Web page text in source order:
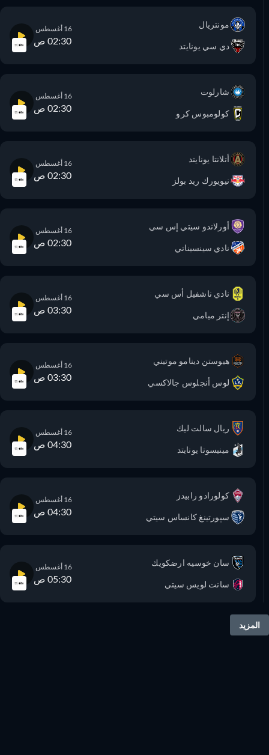
مونتريال
دي سي يونايتد 02:30 ص
شارلوت
كولومبوس كرو 02:30 ص
أتلانتا يونايتد
نيويورك ريد بولز 02:30 ص
أورلاندو سيتي إس سي
نادي سينسيناتي 02:30 ص
نادي ناشفيل أس سي
إنتر ميامي 03:30 ص
هيوستن دينامو موتيني
لوس أنجلوس جالاكسي 03:30 ص
ريال سالت ليك
مينيسوتا يونايتد 04:30 ص
كولورادو رابيدز
سپورتينغ كانساس سيتي 04:30 ص
سان خوسيه ارضكويك
سانت لويس سيتي 05:30 ص
المزيد